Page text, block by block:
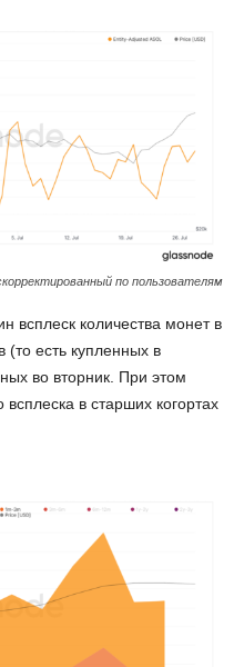
по пользователям
всплеск количества монет в
(то есть купленных в
во вторник. При этом
в старших когортах